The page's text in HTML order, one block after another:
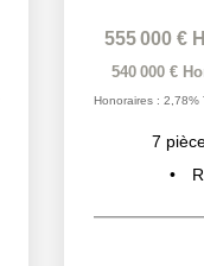
555 000 €
540 000 €
Honoraires : 2,78%
7